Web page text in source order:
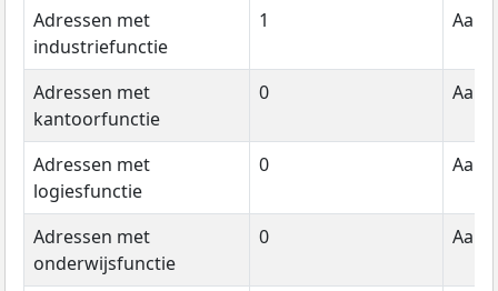
Adressen met
industriefunctie
1
Adressen met
kantoorfunctie
0
Adressen met
logiesfunctie
0
Adressen met
onderwijsfunctie
0